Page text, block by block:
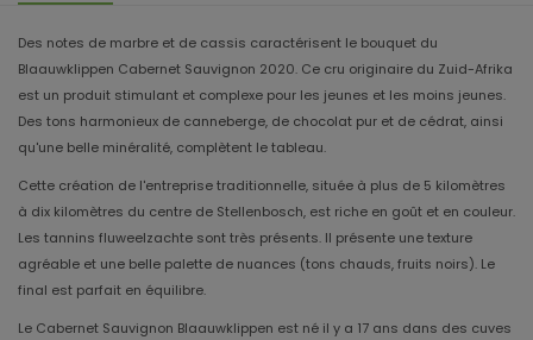
Des notes de marbre et de cassis caractérisent le bouquet du
Blaauwklippen Cabernet Sauvignon 2020. Ce cru originaire du Zuid-Afrika
est un produit stimulant et complexe pour les jeunes et les moins jeunes.
Des tons harmonieux de canneberge, de chocolat pur et de cédrat, ainsi
qu'une belle minéralité, complètent le tableau.
Cette création de l'entreprise traditionnelle, située à plus de 5 kilomètres
à dix kilomètres du centre de Stellenbosch, est riche en goût et en couleur.
Les tannins fluweelzachte sont très présents. Il présente une texture
agréable et une belle palette de nuances (tons chauds, fruits noirs). Le
final est parfait en équilibre.
Le Cabernet Sauvignon Blaauwklippen est né il y a 17 ans dans des cuves